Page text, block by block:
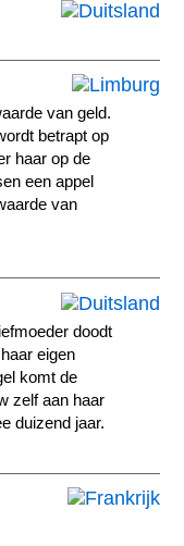
van geld.
betrapt op
haar op de
een appel
van
doodt
eigen
komt de
zelf aan haar
duizend jaar.